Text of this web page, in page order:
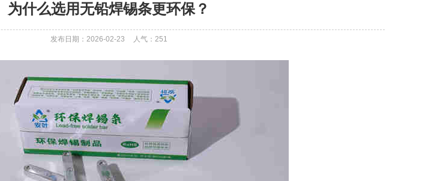
为什么选用无铅焊锡条更环保？
发布日期：2026-02-23 人气：251